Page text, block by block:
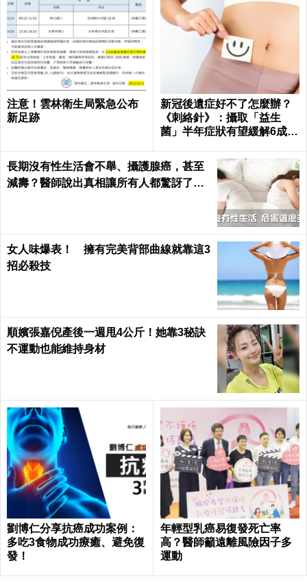
注意！雲林衛生局緊急公布
新足跡
新冠後遺症好不了怎麼辦？
《刺絡針》：攝取「益生
菌」半年症狀有望緩解6成以
長期沒有性生活會不舉、攝護腺癌，甚至
減壽？醫師說出真相讓所有人都驚訝了！
女人味爆表！ 擁有完美背部曲線就靠這3
招必殺技
順嬪張嘉倪產後一週甩4公斤！她靠3秘訣
不運動也能維持身材
劉博仁分享抗癌成功案例：
多吃3食物成功療癒、避免復
發！
年輕型乳癌易復發死亡率
高？醫師籲遠離風險因子多
運動